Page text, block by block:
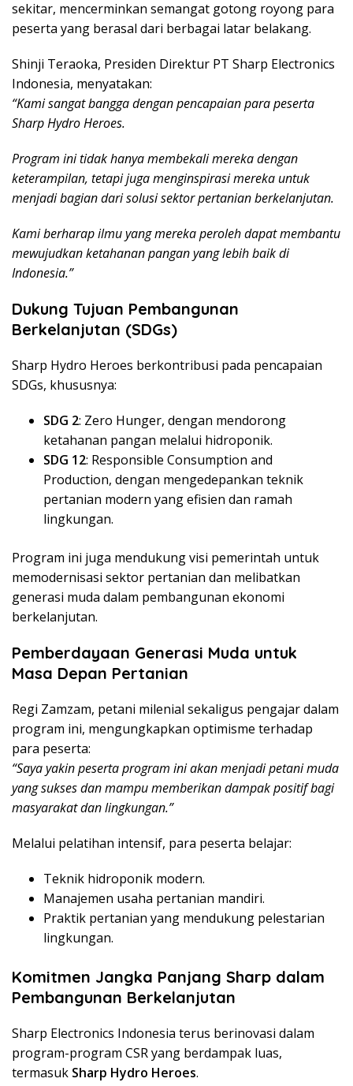
sekitar, mencerminkan semangat gotong royong para
peserta yang berasal dari berbagai latar belakang.
Shinji Teraoka, Presiden Direktur PT Sharp Electronics
Indonesia, menyatakan:
“Kami sangat bangga dengan pencapaian para peserta
Sharp Hydro Heroes.
Program ini tidak hanya membekali mereka dengan
keterampilan, tetapi juga menginspirasi mereka untuk
menjadi bagian dari solusi sektor pertanian berkelanjutan.
Kami berharap ilmu yang mereka peroleh dapat membantu
mewujudkan ketahanan pangan yang lebih baik di
Indonesia.”
Dukung Tujuan Pembangunan
Berkelanjutan (SDGs)
Sharp Hydro Heroes berkontribusi pada pencapaian
SDGs, khususnya:
SDG 2: Zero Hunger, dengan mendorong
ketahanan pangan melalui hidroponik.
SDG 12: Responsible Consumption and
Production, dengan mengedepankan teknik
pertanian modern yang efisien dan ramah
lingkungan.
Program ini juga mendukung visi pemerintah untuk
memodernisasi sektor pertanian dan melibatkan
generasi muda dalam pembangunan ekonomi
berkelanjutan.
Pemberdayaan Generasi Muda untuk
Masa Depan Pertanian
Regi Zamzam, petani milenial sekaligus pengajar dalam
program ini, mengungkapkan optimisme terhadap
para peserta:
“Saya yakin peserta program ini akan menjadi petani muda
yang sukses dan mampu memberikan dampak positif bagi
masyarakat dan lingkungan.”
Melalui pelatihan intensif, para peserta belajar:
Teknik hidroponik modern.
Manajemen usaha pertanian mandiri.
Praktik pertanian yang mendukung pelestarian
lingkungan.
Komitmen Jangka Panjang Sharp dalam
Pembangunan Berkelanjutan
Sharp Electronics Indonesia terus berinovasi dalam
program-program CSR yang berdampak luas,
termasuk Sharp Hydro Heroes.